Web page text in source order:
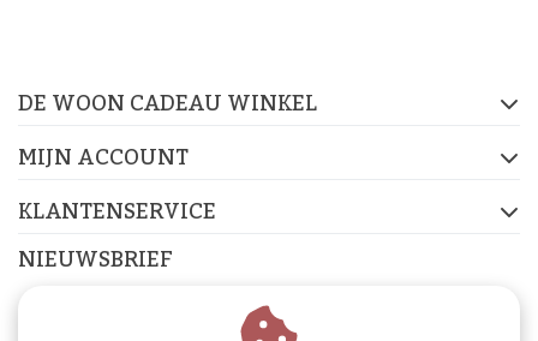
DE WOON CADEAU WINKEL
MIJN ACCOUNT
KLANTENSERVICE
NIEUWSBRIEF
Abonneer je op onze nieuwsbrief om op de hoogte te